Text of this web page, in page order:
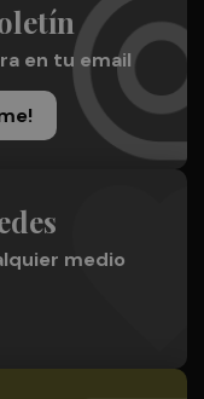
en tu email
medio